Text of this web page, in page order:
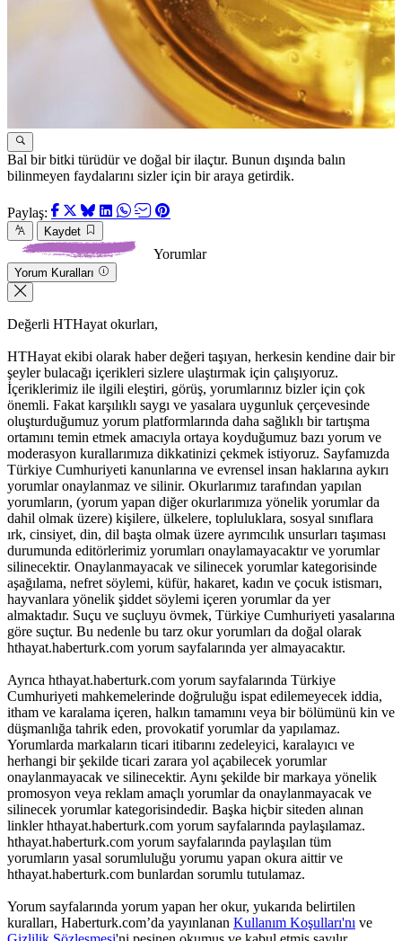
Bal bir bitki türüdür ve doğal bir ilaçtır. Bunun dışında balın
bilinmeyen faydalarını sizler için bir araya getirdik.
Paylaş:
Kaydet
Yorumlar
Yorum Kuralları
Değerli HTHayat okurları,
HTHayat ekibi olarak haber değeri taşıyan, herkesin kendine dair bir
şeyler bulacağı içerikleri sizlere ulaştırmak için çalışıyoruz.
İçeriklerimiz ile ilgili eleştiri, görüş, yorumlarınız bizler için çok
önemli. Fakat karşılıklı saygı ve yasalara uygunluk çerçevesinde
oluşturduğumuz yorum platformlarında daha sağlıklı bir tartışma
ortamını temin etmek amacıyla ortaya koyduğumuz bazı yorum ve
moderasyon kurallarımıza dikkatinizi çekmek istiyoruz. Sayfamızda
Türkiye Cumhuriyeti kanunlarına ve evrensel insan haklarına aykırı
yorumlar onaylanmaz ve silinir. Okurlarımız tarafından yapılan
yorumların, (yorum yapan diğer okurlarımıza yönelik yorumlar da
dahil olmak üzere) kişilere, ülkelere, topluluklara, sosyal sınıflara
ırk, cinsiyet, din, dil başta olmak üzere ayrımcılık unsurları taşıması
durumunda editörlerimiz yorumları onaylamayacaktır ve yorumlar
silinecektir. Onaylanmayacak ve silinecek yorumlar kategorisinde
aşağılama, nefret söylemi, küfür, hakaret, kadın ve çocuk istismarı,
hayvanlara yönelik şiddet söylemi içeren yorumlar da yer
almaktadır. Suçu ve suçluyu övmek, Türkiye Cumhuriyeti yasalarına
göre suçtur. Bu nedenle bu tarz okur yorumları da doğal olarak
hthayat.haberturk.com yorum sayfalarında yer almayacaktır.
Ayrıca hthayat.haberturk.com yorum sayfalarında Türkiye
Cumhuriyeti mahkemelerinde doğruluğu ispat edilemeyecek iddia,
itham ve karalama içeren, halkın tamamını veya bir bölümünü kin ve
düşmanlığa tahrik eden, provokatif yorumlar da yapılamaz.
Yorumlarda markaların ticari itibarını zedeleyici, karalayıcı ve
herhangi bir şekilde ticari zarara yol açabilecek yorumlar
onaylanmayacak ve silinecektir. Aynı şekilde bir markaya yönelik
promosyon veya reklam amaçlı yorumlar da onaylanmayacak ve
silinecek yorumlar kategorisindedir. Başka hiçbir siteden alınan
linkler hthayat.haberturk.com yorum sayfalarında paylaşılamaz.
hthayat.haberturk.com yorum sayfalarında paylaşılan tüm
yorumların yasal sorumluluğu yorumu yapan okura aittir ve
hthayat.haberturk.com bunlardan sorumlu tutulamaz.
Yorum sayfalarında yorum yapan her okur, yukarıda belirtilen
kuralları, Haberturk.com’da yayınlanan Kullanım Koşulları'nı ve